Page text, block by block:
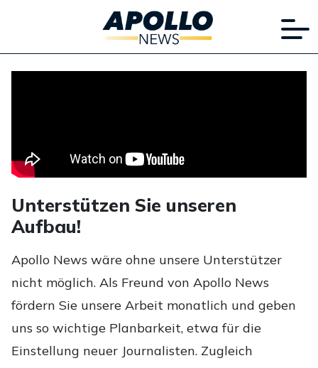
Unterstützen Sie unseren
Aufbau!
Apollo News wäre ohne unsere Unterstützer
nicht möglich. Als Freund von Apollo News
fördern Sie unsere Arbeit monatlich und geben
uns so wichtige Planbarkeit, etwa für die
Einstellung neuer Journalisten. Zugleich